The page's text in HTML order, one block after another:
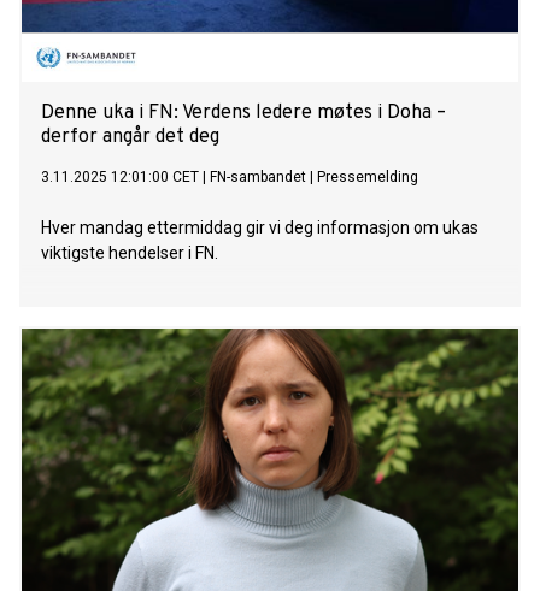
Denne uka i FN: Verdens ledere møtes i Doha –
derfor angår det deg
3.11.2025 12:01:00 CET FN-sambandet Pressemelding
Hver mandag ettermiddag gir vi deg informasjon om ukas
viktigste hendelser i FN.